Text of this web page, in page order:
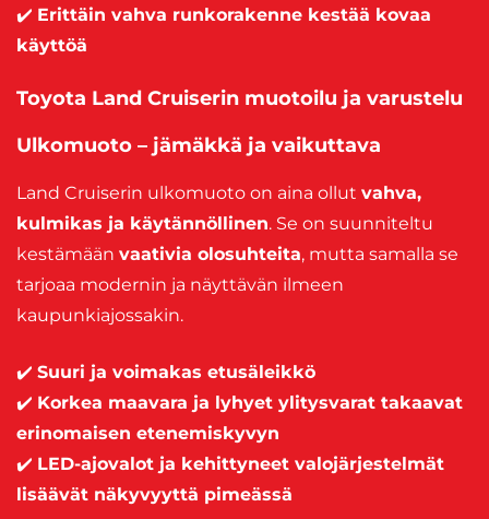
✔️ Erittäin vahva runkorakenne kestää kovaa
käyttöä
Toyota Land Cruiserin muotoilu ja varustelu
Ulkomuoto – jämäkkä ja vaikuttava
Land Cruiserin ulkomuoto on aina ollut vahva,
kulmikas ja käytännöllinen. Se on suunniteltu
kestämään vaativia olosuhteita, mutta samalla se
tarjoaa modernin ja näyttävän ilmeen
kaupunkiajossakin.
✔️ Suuri ja voimakas etusäleikkö
✔️ Korkea maavara ja lyhyet ylitysvarat takaavat
erinomaisen etenemiskyvyn
✔️ LED-ajovalot ja kehittyneet valojärjestelmät
lisäävät näkyvyyttä pimeässä